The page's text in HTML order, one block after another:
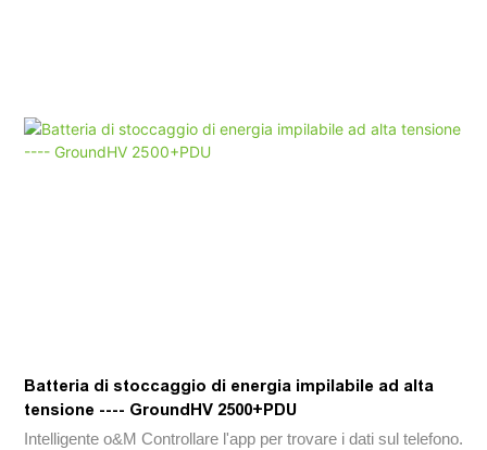
Batteria di stoccaggio di energia impilabile ad alta
tensione ---- GroundHV 2500+PDU
Intelligente o&M Controllare l'app per trovare i dati sul telefono.